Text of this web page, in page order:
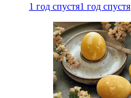
1 год спустя1 год спустя